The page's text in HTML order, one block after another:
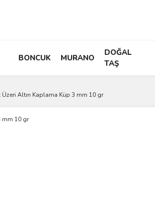
BONCUK MURANO
DOĞAL
TAŞ
Üzeri Altın Kaplama Küp 3 mm 10 gr